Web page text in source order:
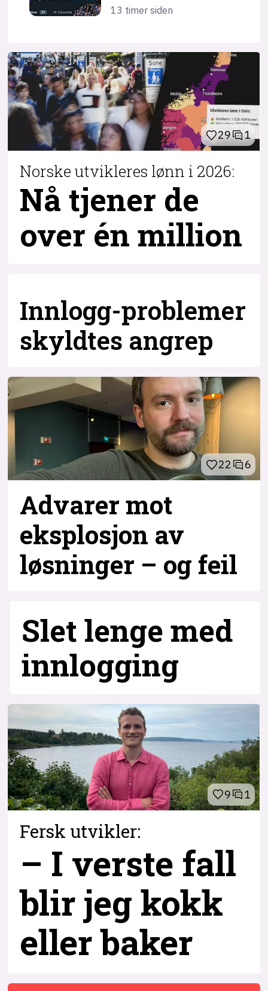
13 timer siden
29 1
Norske utvikleres lønn i 2026:
Nå tjener de
over én million
Innlogg-problemer
skyldtes angrep
22 6
Advarer mot
eksplosjon av
løsninger – og feil
Slet lenge med
inn­logging
9 1
Fersk utvikler:
– I verste fall
blir jeg kokk
eller baker